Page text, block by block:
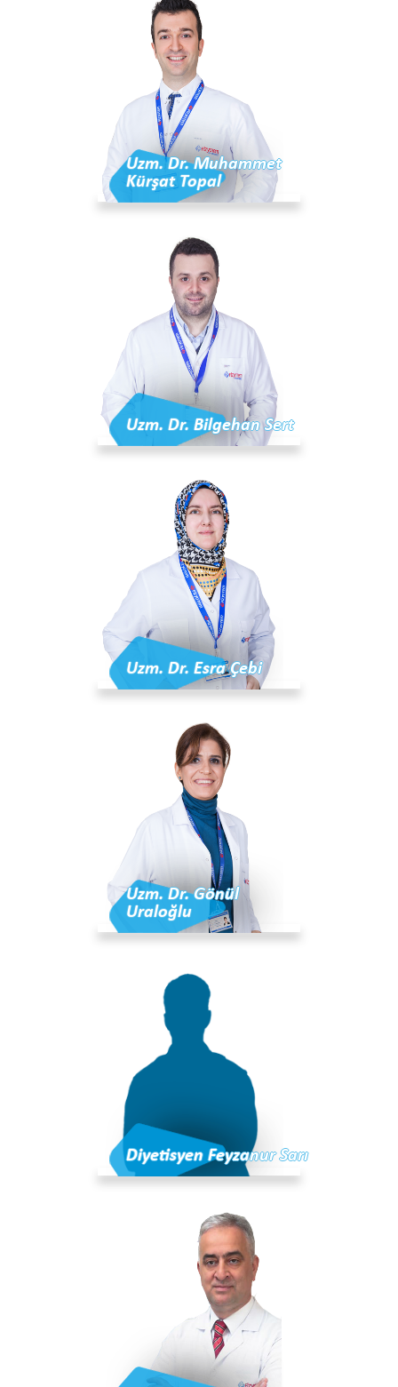
Uzm. Dr. Muhammet
Kürşat Topal
Uzm. Dr. Bilgehan Sert
Uzm. Dr. Esra Çebi
Uzm. Dr. Gönül
Uraloğlu
Diyetisyen Feyzanur Sarı